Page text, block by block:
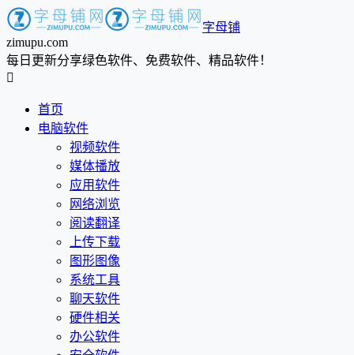
字母铺
zimupu.com
每日更新分享绿色软件、免费软件、精品软件！

首页
电脑软件
视频软件
媒体播放
应用软件
网络浏览
阅读翻译
上传下载
图形图像
系统工具
聊天软件
硬件相关
办公软件